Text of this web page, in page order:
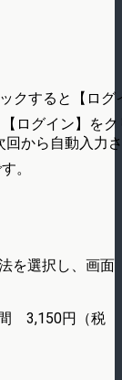
クすると【ロ
ログイン】を
回から自動入力
。
を選択し、画面
3,150円（税